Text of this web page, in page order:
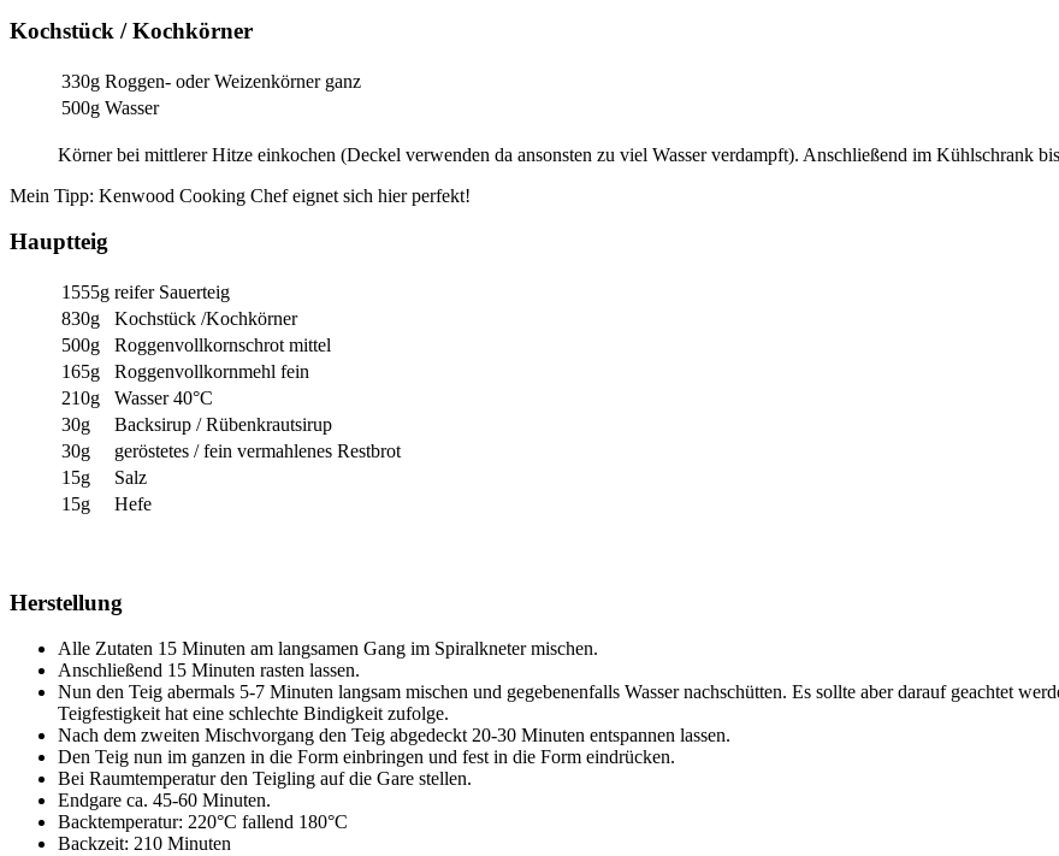
Kochstück / Kochkörner
330g Roggen- oder Weizenkörner ganz
500g Wasser
Körner bei mittlerer Hitze einkochen (Deckel verwenden da ansonsten zu viel Wasser verdampft). Anschließend im Kühlschrank
Mein Tipp: Kenwood Cooking Chef eignet sich hier perfekt!
Hauptteig
1555g reifer Sauerteig
830g
Kochstück /Kochkörner
500g
Roggenvollkornschrot mittel
165g
Roggenvollkornmehl fein
210g
Wasser 40°C
30g
Backsirup / Rübenkrautsirup
30g
geröstetes / fein vermahlenes Restbrot
15g
Salz
15g
Hefe
Herstellung
Alle Zutaten 15 Minuten am langsamen Gang im Spiralkneter mischen.
Anschließend 15 Minuten rasten lassen.
Nun den Teig abermals 5-7 Minuten langsam mischen und gegebenenfalls Wasser nachschütten. Es sollte aber darauf geachtet
Teigfestigkeit hat eine schlechte Bindigkeit zufolge.
Nach dem zweiten Mischvorgang den Teig abgedeckt 20-30 Minuten entspannen lassen.
Den Teig nun im ganzen in die Form einbringen und fest in die Form eindrücken.
Bei Raumtemperatur den Teigling auf die Gare stellen.
Endgare ca. 45-60 Minuten.
Backtemperatur: 220°C fallend 180°C
Backzeit: 210 Minuten